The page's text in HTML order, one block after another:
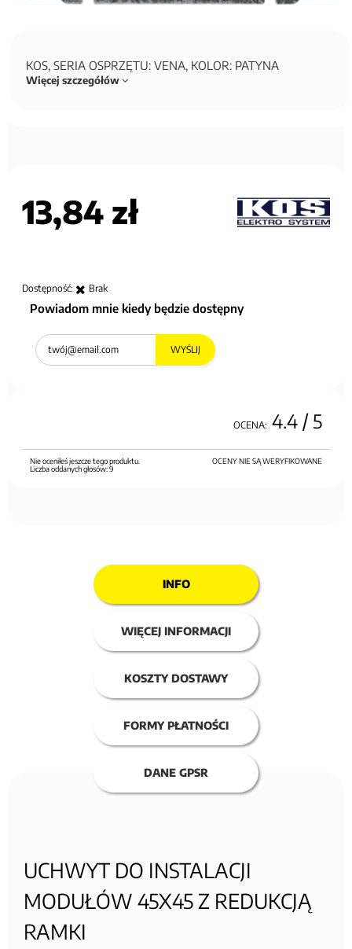
KOS, SERIA OSPRZĘTU: VENA, KOLOR: PATYNA
Więcej szczegółów
13,84 zł
Dostępność: Brak
Powiadom mnie kiedy będzie dostępny
WYŚLIJ
OCENA: 4.4 / 5
OCENY NIE SĄ WERYFIKOWANE
Nie oceniłeś jeszcze tego produktu.
Liczba oddanych głosów:9
INFO
WIĘCEJ INFORMACJI
KOSZTY DOSTAWY
FORMY PŁATNOŚCI
DANE GPSR
UCHWYT DO INSTALACJI
MODUŁÓW 45X45 Z REDUKCJĄ
RAMKI